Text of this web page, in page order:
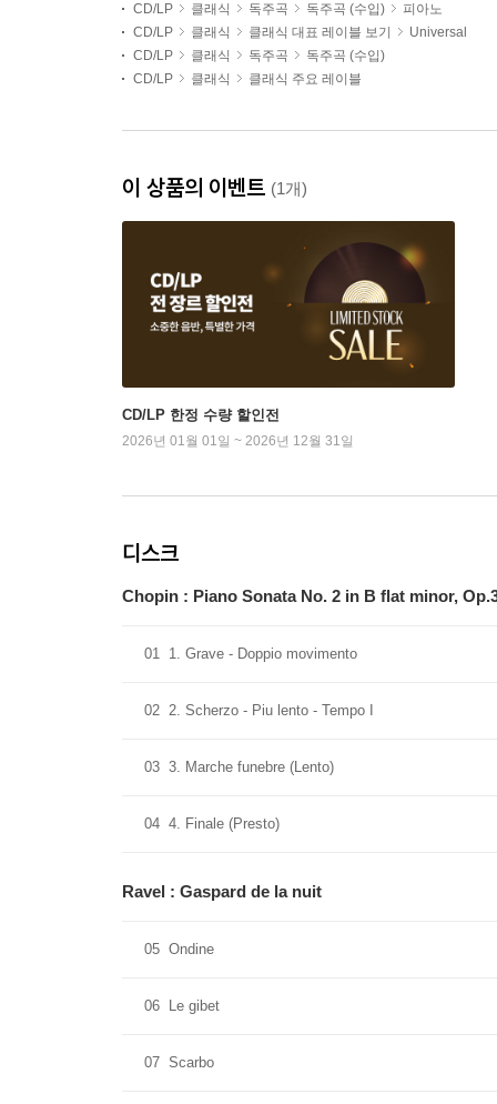
CD/LP 클래식 독주곡 독주곡 (수입)
피아노
CD/LP
클래식 클래식 대표 레이블 보기
Universal
CD/LP
클래식 독주곡
독주곡 (수입)
CD/LP
클래식 클래식 주요 레이블
이 상품의 이벤트 (1개)
CD/LP 한정 수량 할인전
2026년 01월 01일 ~ 2026년 12월 31일
디스크
Chopin : Piano Sonata No. 2 in B flat minor,
01 1. Grave - Doppio movimento
02 2. Scherzo - Piu lento - Tempo I
03 3. Marche funebre (Lento)
04 4. Finale (Presto)
Ravel : Gaspard de la nuit
05 Ondine
06 Le gibet
07 Scarbo